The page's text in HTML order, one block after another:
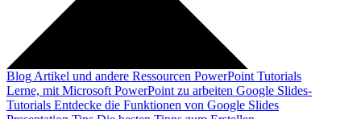
Blog Artikel und andere Ressourcen PowerPoint Tutorials
Lerne, mit Microsoft PowerPoint zu arbeiten Google Slides-
Tutorials Entdecke die Funktionen von Google Slides